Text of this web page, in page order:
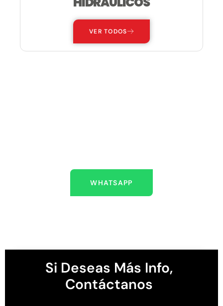
VER TODOS
WHATSAPP
Si Deseas Más Info,
Contáctanos